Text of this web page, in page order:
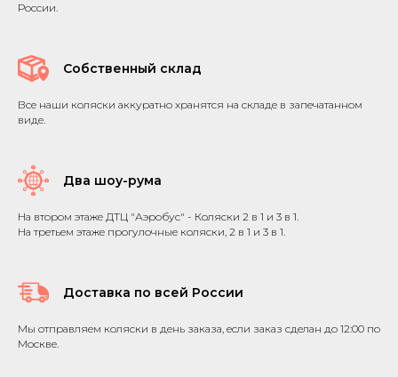
России.
Собственный склад
Все наши коляски аккуратно хранятся на складе в запечатанном
виде.
Два шоу-рума
На втором этаже ДТЦ "Аэробус" - Коляски 2 в 1 и 3 в 1.
На третьем этаже прогулочные коляски, 2 в 1 и 3 в 1.
Доставка по всей России
Мы отправляем коляски в день заказа, если заказ сделан до 12:00 по
Москве.